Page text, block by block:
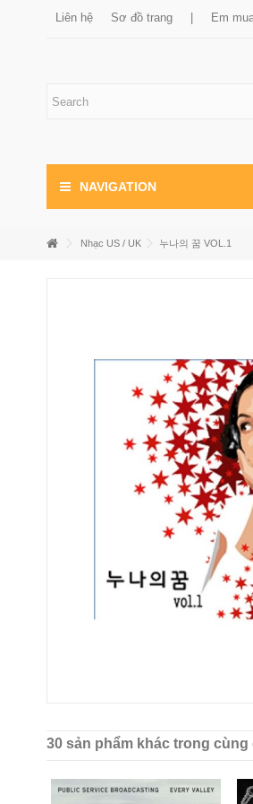
Liên hệ Sơ đồ trang Em
NAVIGATION
Nhạc US / UK 누나의 꿈 VOL.1
30 sản phẩm khác trong cùng